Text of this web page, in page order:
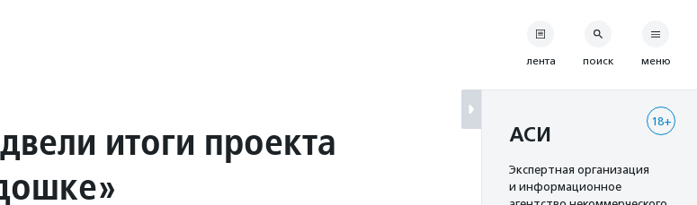
итоги проекта
лента поиск меню
18+
АСИ
Экспертная организация
и информационное